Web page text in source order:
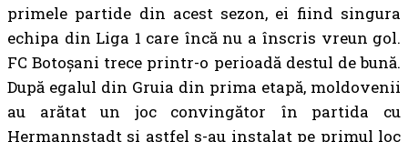
primele partide din acest sezon, ei fiind singura
echipa din Liga 1 care încă nu a înscris vreun gol.
FC Botoșani trece printr-o perioadă destul de bună.
După egalul din Gruia din prima etapă, moldovenii
au arătat un joc convingător în partida cu
Hermannstadt si astfel s-au instalat pe primul loc